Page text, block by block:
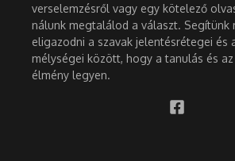
verselemzésről vagy egy kötelező
nálunk megtalálod a választ. Segítünk
eligazodni a szavak jelentésrétegei és
mélységei között, hogy a tanulás és
élmény legyen.